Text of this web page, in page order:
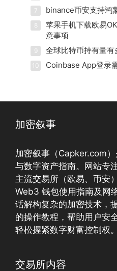
7 binance币安支持鸿
8
苹果手机下载欧易
意事项
9 全球比特币持有量有
10 Coinbase App登录
加密叙事
加密叙事（Capker.com
与数字资产指南。网站专
主流交易所（欧易、币安
Web3 钱包使用指南及网
话解构复杂的加密技术，
的操作教程，帮助用户安
轻松握紧数字财富控制权。
交易所内容